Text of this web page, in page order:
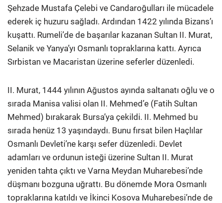
Şehzade Mustafa Çelebi ve Candaroğulları ile mücadele
ederek iç huzuru sağladı. Ardından 1422 yılında Bizans’ı
kuşattı. Rumeli’de de başarılar kazanan Sultan II. Murat,
Selanik ve Yanya’yı Osmanlı topraklarına kattı. Ayrıca
Sırbistan ve Macaristan üzerine seferler düzenledi.
II. Murat, 1444 yılının Ağustos ayında saltanatı oğlu ve o
sırada Manisa valisi olan II. Mehmed’e (Fatih Sultan
Mehmed) bırakarak Bursa’ya çekildi. II. Mehmed bu
sırada henüz 13 yaşındaydı. Bunu fırsat bilen Haçlılar
Osmanlı Devleti’ne karşı sefer düzenledi. Devlet
adamları ve ordunun isteği üzerine Sultan II. Murat
yeniden tahta çıktı ve Varna Meydan Muharebesi’nde
düşmanı bozguna uğrattı. Bu dönemde Mora Osmanlı
topraklarına katıldı ve İkinci Kosova Muharebesi’nde de